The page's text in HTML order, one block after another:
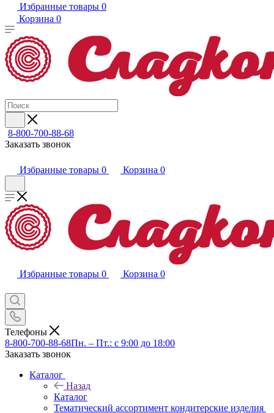
Избранные товары 0
Корзина 0
8-800-700-88-68
Заказать звонок
Избранные товары 0 Корзина 0
Избранные товары 0 Корзина 0
Телефоны
8-800-700-88-68Пн. – Пт.: с 9:00 до 18:00
Заказать звонок
Каталог
Назад
Каталог
Тематический ассортимент кондитерские изделия